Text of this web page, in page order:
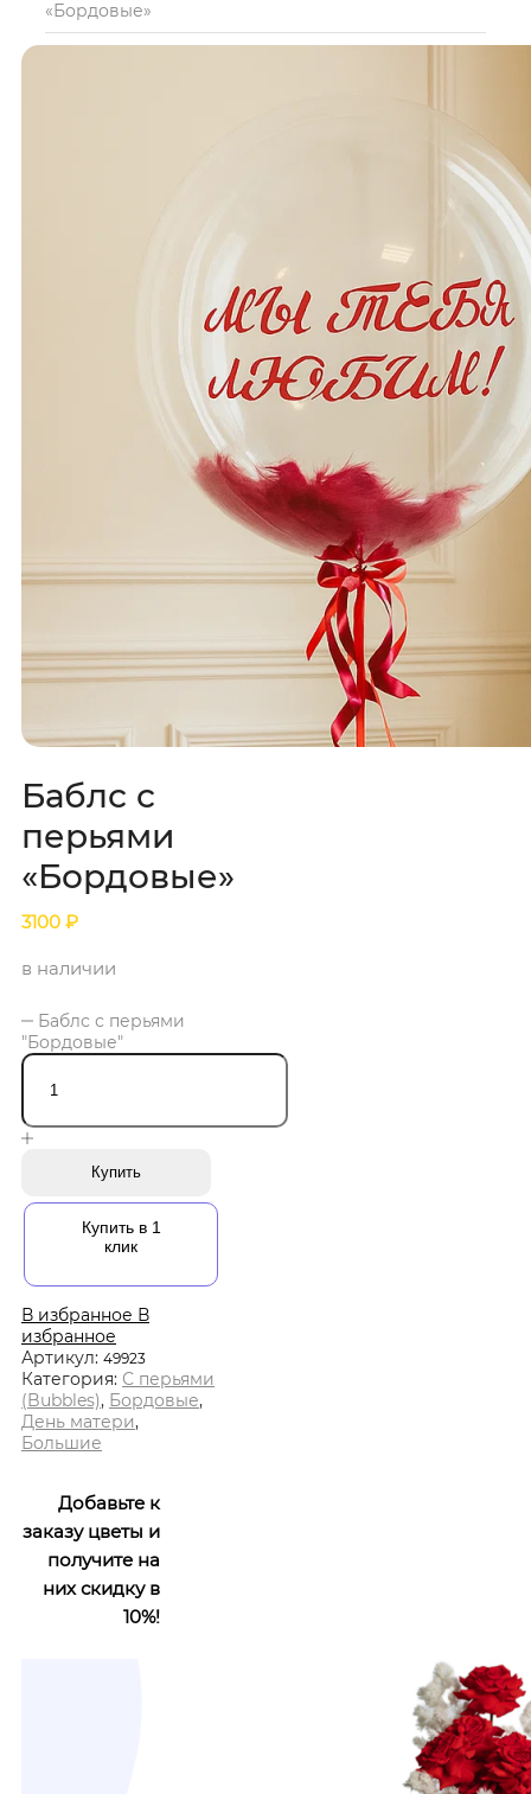
«Бордовые»
Баблс с
перьями
«Бордовые»
3100 ₽
в наличии
Баблс с перьями
"Бордовые"
Купить
Купить в 1
клик
В избранное В
избранное
Артикул: 49923
Категория: С перьями
(Bubbles), Бордовые,
День матери,
Большие
Добавьте к
заказу цветы и
получите на
них скидку в
10%!